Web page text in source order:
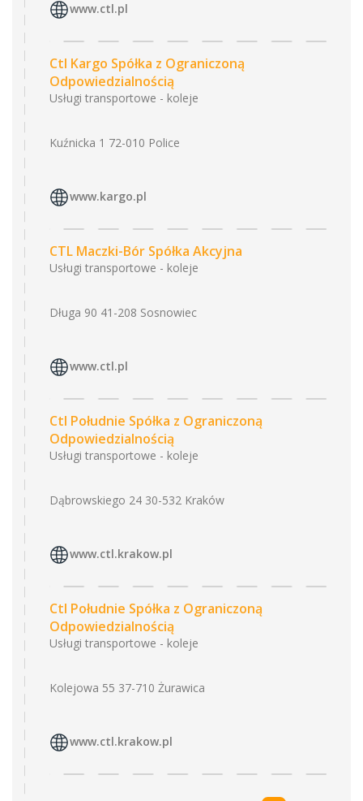
www.ctl.pl
Ctl Kargo Spółka z Ograniczoną
Odpowiedzialnością
Usługi transportowe - koleje
Kuźnicka 1 72-010 Police
www.kargo.pl
CTL Maczki-Bór Spółka Akcyjna
Usługi transportowe - koleje
Długa 90 41-208 Sosnowiec
www.ctl.pl
Ctl Południe Spółka z Ograniczoną
Odpowiedzialnością
Usługi transportowe - koleje
Dąbrowskiego 24 30-532 Kraków
www.ctl.krakow.pl
Ctl Południe Spółka z Ograniczoną
Odpowiedzialnością
Usługi transportowe - koleje
Kolejowa 55 37-710 Żurawica
www.ctl.krakow.pl